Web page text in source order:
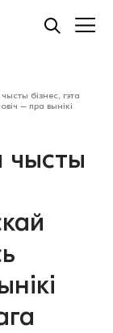
бізнес, гэта
– пра вынікі
чысты